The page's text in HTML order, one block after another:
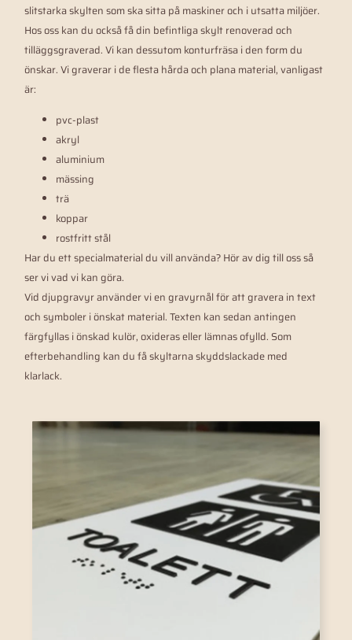
slitstarka skylten som ska sitta på maskiner och i utsatta miljöer.
Hos oss kan du också få din befintliga skylt renoverad och
tilläggsgraverad. Vi kan dessutom konturfräsa i den form du
önskar. Vi graverar i de flesta hårda och plana material, vanligast
är:
pvc-plast
akryl
aluminium
mässing
trä
koppar
rostfritt stål
Har du ett specialmaterial du vill använda? Hör av dig till oss så
ser vi vad vi kan göra.
Vid djupgravyr använder vi en gravyrnål för att gravera in text
och symboler i önskat material. Texten kan sedan antingen
färgfyllas i önskad kulör, oxideras eller lämnas ofylld. Som
efterbehandling kan du få skyltarna skyddslackade med
klarlack.